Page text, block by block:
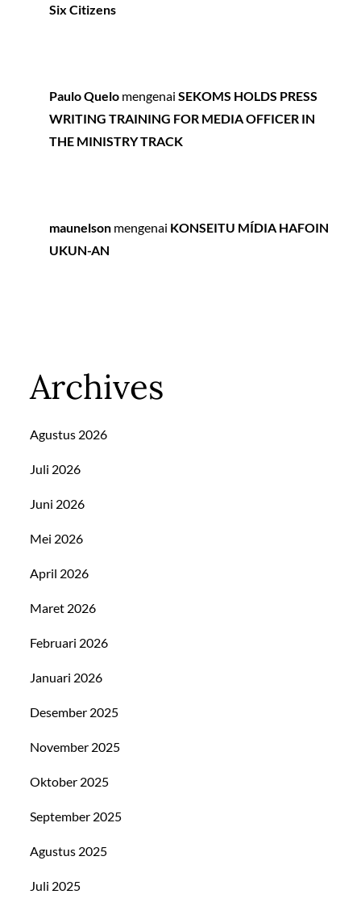
Six Citizens
Paulo Quelo mengenaiSEKOMS HOLDS PRESS
WRITING TRAINING FOR MEDIA OFFICER IN
THE MINISTRY TRACK
maunelson mengenai KONSEITU MÍDIA HAFOIN
UKUN-AN
Archives
Agustus 2026
Juli 2026
Juni 2026
Mei 2026
April 2026
Maret 2026
Februari 2026
Januari 2026
Desember 2025
November 2025
Oktober 2025
September 2025
Agustus 2025
Juli 2025